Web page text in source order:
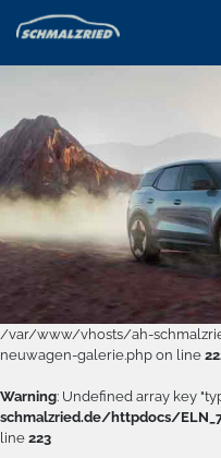
/var/www/vhosts/ah-
neuwagen-galerie.php on line
Warning: Undefined array key
schmalzried.de/httpdocs/
line 223